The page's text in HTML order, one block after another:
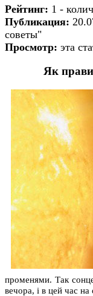
Рейтинг: 1 -
Публикация:
советы"
Просмотр: эта
Як
променями. Так
вечора, і в цей час